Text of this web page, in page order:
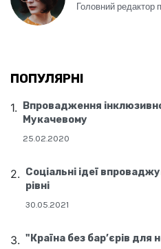
Головний редактор
ПОПУЛЯРНІ
Впровадження
Мукачевому
25.02.2020
Соціальні ідеї
рівні
30.05.2021
"Країна без бар’єрів